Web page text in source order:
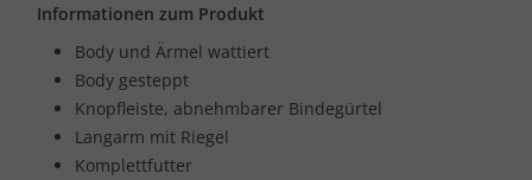
Informationen zum Produkt
Body und Ärmel wattiert
Body gesteppt
Knopfleiste, abnehmbarer Bindegürtel
Langarm mit Riegel
Komplettfutter